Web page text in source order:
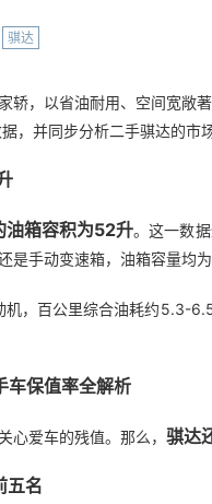
骐达
轿，以省油耐用、空间宽敞
，并同步分析二手骐达的
油箱容积为52升。这一数
是手动变速箱，油箱容量均
机，百公里综合油耗约5.3-
车保值率全解析
心爱车的残值。那么， 骐达
五名